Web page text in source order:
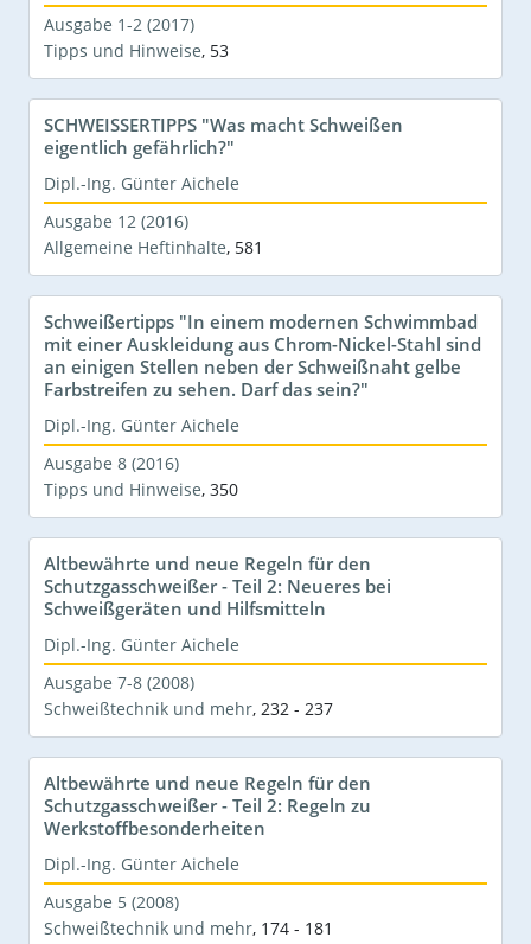
Ausgabe 1-2 (2017)
Tipps und Hinweise, 53
SCHWEISSERTIPPS "Was macht Schweißen
eigentlich gefährlich?"
Dipl.-Ing. Günter Aichele
Ausgabe 12 (2016)
Allgemeine Heftinhalte, 581
Schweißertipps "In einem modernen Schwimmbad
mit einer Auskleidung aus Chrom-Nickel-Stahl sind
an einigen Stellen neben der Schweißnaht gelbe
Farbstreifen zu sehen. Darf das sein?"
Dipl.-Ing. Günter Aichele
Ausgabe 8 (2016)
Tipps und Hinweise, 350
Altbewährte und neue Regeln für den
Schutzgasschweißer - Teil 2: Neueres bei
Schweißgeräten und Hilfsmitteln
Dipl.-Ing. Günter Aichele
Ausgabe 7-8 (2008)
Schweißtechnik und mehr, 232 - 237
Altbewährte und neue Regeln für den
Schutzgasschweißer - Teil 2: Regeln zu
Werkstoffbesonderheiten
Dipl.-Ing. Günter Aichele
Ausgabe 5 (2008)
Schweißtechnik und mehr, 174 - 181